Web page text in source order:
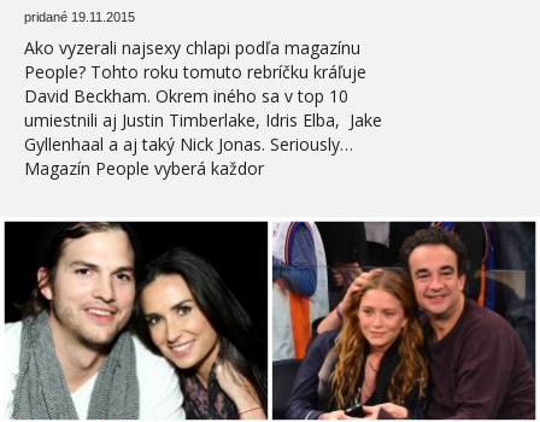
pridané 19.11.2015
Ako vyzerali najsexy chlapi podľa magazínu
People? Tohto roku tomuto rebríčku kráľuje
David Beckham. Okrem iného sa v top 10
umiestnili aj Justin Timberlake, Idris Elba, Jake
Gyllenhaal a aj taký Nick Jonas. Seriously…
Magazín People vyberá každor